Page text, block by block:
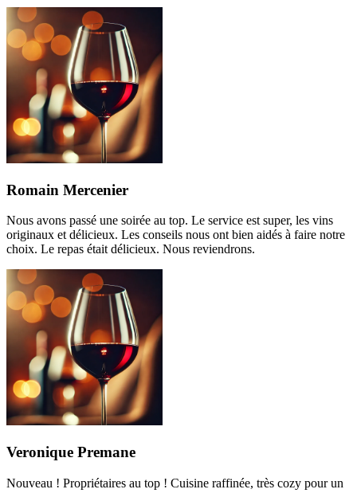
Romain Mercenier
Nous avons passé une soirée au top. Le service est super, les vins
originaux et délicieux. Les conseils nous ont bien aidés à faire notre
choix. Le repas était délicieux. Nous reviendrons.
Veronique Premane
Nouveau ! Propriétaires au top ! Cuisine raffinée, très cozy pour un